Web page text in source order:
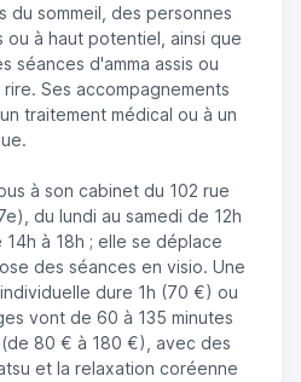
du sommeil, des personnes
ou à haut potentiel, ainsi que
séances d'amma assis ou
Ses accompagnements
traitement médical ou à un
à son cabinet du 102 rue
du lundi au samedi de 12h
à 18h ; elle se déplace
des séances en visio. Une
dure 1h (70 €) ou
vont de 60 à 135 minutes
80 € à 180 €), avec des
et la relaxation coréenne